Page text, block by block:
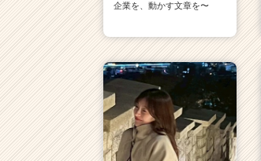
企業を、動かす文章を〜